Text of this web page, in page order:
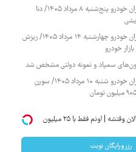
قیمت محصولات ایران خودرو پنج‌شنبه ۸ مرداد ۱۴۰۵/ دنا
قیمت محصولات ایران خودرو چهارشنبه ۱۴ مرداد ۱۴۰۵/ ریزش
خودرو
سمپاد و نمونه دولتی مشخص شد
قیمت محصولات ایران خودرو شنبه ۱۰ مرداد ۱۴۰۵/ سورن
میخوای ایمپلنت کنی؟ | الان وقتشه | اونم فقط با ۲۵ میلیون
رزرورایگان نوبت